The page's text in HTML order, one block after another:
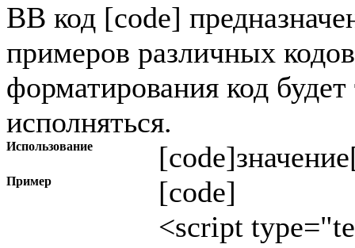
BB код [code]
примеров различных
форматирования код
исполняться.
Использование [code]значение
Пример
[code]
<script